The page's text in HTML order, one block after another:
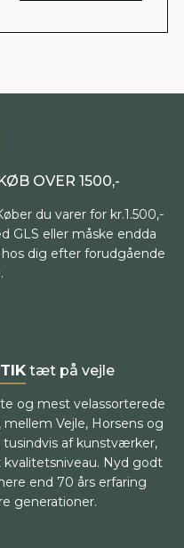
OVER 1500,-
du varer for kr.1.500,-
GLS eller måske endda
dig efter forudgående
tæt på vejle
og mest velassorterede
Vejle, Horsens og
tusindvis af kunstværker,
Nyd godt
end 70 års erfaring
generationer.